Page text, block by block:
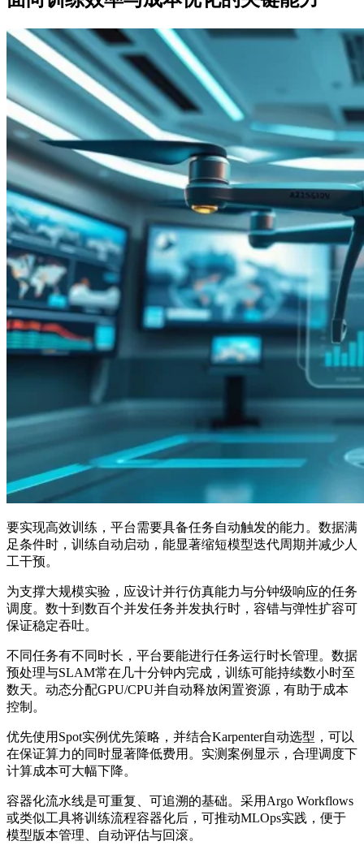
要实现高效训练，平台需要具备任务自动触发的能力。数据满
足条件时，训练自动启动，能显著缩短模型迭代周期并减少人
工干预。
为支撑大规模实验，应设计并行仿真能力与分钟级响应的任务
调度。数十到数百个并发任务并发执行时，容错与弹性扩容可
保证稳定吞吐。
不同任务有不同时长，平台要能进行任务运行时长管理。数据
预处理与SLAM常在几十分钟内完成，训练可能持续数小时至
数天。动态分配GPU/CPU并自动释放闲置资源，有助于成本
控制。
优先使用Spot实例优先策略，并结合Karpenter自动选型，可以
在保证算力的同时显著降低费用。实测案例显示，合理调度下
计算成本可大幅下降。
容器化流水线是可重复、可追溯的基础。采用Argo Workflows
或类似工具将训练流程容器化后，可推动MLOps实践，便于
模型版本管理、自动评估与回滚。